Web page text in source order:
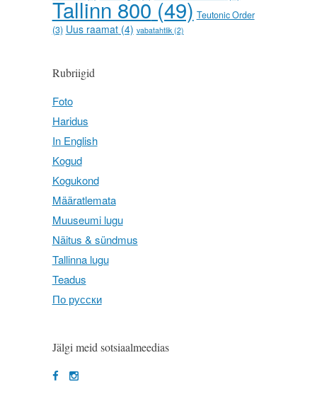
Tallinn 800(49) Teutonic Order
(3) Uus raamat(4) vabatahtlik(2)
Rubriigid
Foto
Haridus
In English
Kogud
Kogukond
Määratlemata
Muuseumi lugu
Näitus & sündmus
Tallinna lugu
Teadus
По русски
Jälgi meid sotsiaalmeedias